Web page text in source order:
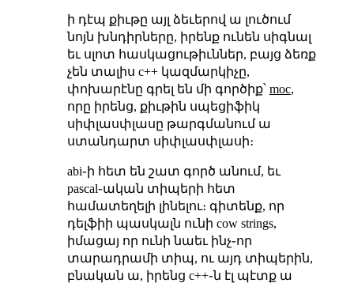
ի դէպ քիւթը այլ ձեւերով ա լուծում
նոյն խնդիրները, իրենք ունեն սիգնալ
եւ սլոտ հասկացութիւններ, բայց ձեռք
չեն տալիս c++ կազմարկիչը,
փոխարէնը գրել են մի գործիք՝ moc,
որը իրենց, քիւթին սպեցիֆիկ
սիփլասփլասը թարգմանում ա
ստանդարտ սիփլասփլասի։
abi֊ի հետ են շատ գործ անում, եւ
pascal֊ական տիպերի հետ
համատեղելի լինելու։ գիտենք, որ
դելֆիի պասկալն ունի cow strings,
իմացայ որ ունի նաեւ ինչ֊որ
տարադրամի տիպ, ու այդ տիպերին,
բնական ա, իրենց c++֊ն էլ պէտք ա